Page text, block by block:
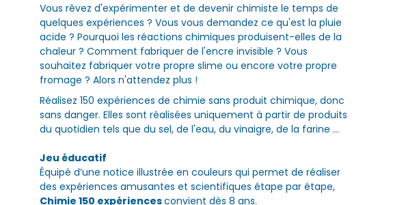
Vous rêvez d'expérimenter et de devenir chimiste le temps de
quelques expériences ? Vous vous demandez ce qu'est la pluie
acide ? Pourquoi les réactions chimiques produisent-elles de la
chaleur ? Comment fabriquer de l'encre invisible ? Vous
souhaitez fabriquer votre propre slime ou encore votre propre
fromage ? Alors n'attendez plus !
Réalisez 150 expériences de chimie sans produit chimique, donc
sans danger. Elles sont réalisées uniquement à partir de produits
du quotidien tels que du sel, de l'eau, du vinaigre, de la farine ...
Jeu éducatif
Équipé d’une notice illustrée en couleurs qui permet de réaliser
des expériences amusantes et scientifiques étape par étape,
Chimie 150 expériencesconvient dès 8 ans.